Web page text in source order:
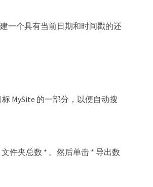
一个具有当前日期和时间戳的还
MySite 的一部分，以便自动搜
件夹总数 * 。然后单击 * 导出数